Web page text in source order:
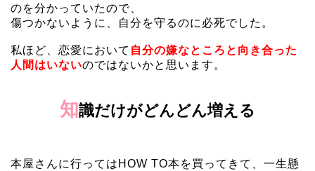
のを分かっていたので、
傷つかないように、自分を守るのに必死でした。
私ほど、恋愛において 自分の嫌なところと向き合った
人間はいないのではないかと思います。
知識だけがどんどん増える
本屋さんに行ってはHOW TO本を買ってきて、一生懸